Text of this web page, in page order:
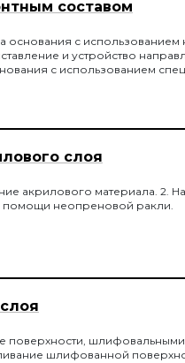
составом
основания с использованием
и устройство
с использованием
слоя
акрилового материала. 2.
помощи неопреновой ракли.
поверхности,
шлифованной